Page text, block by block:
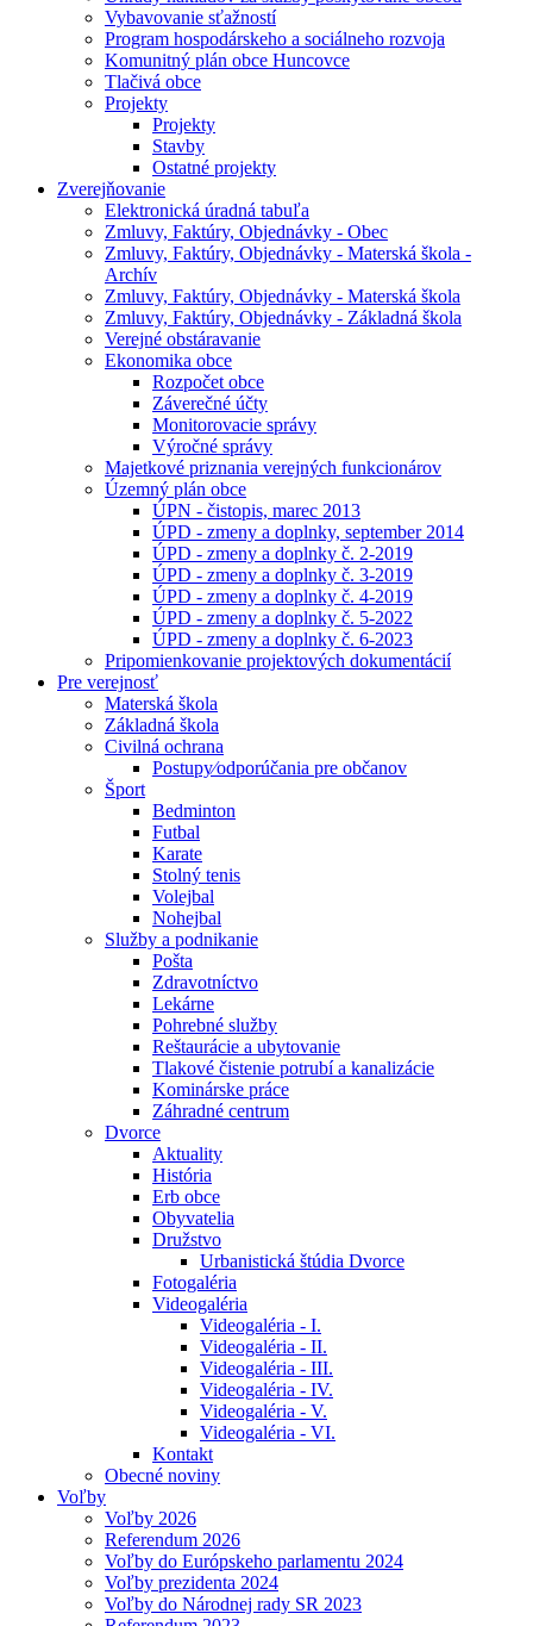
Vybavovanie sťažností
Program hospodárskeho a sociálneho rozvoja
Komunitný plán obce Huncovce
Tlačivá obce
Projekty
Projekty
Stavby
Ostatné projekty
Zverejňovanie
Elektronická úradná tabuľa
Zmluvy, Faktúry, Objednávky - Obec
Zmluvy, Faktúry, Objednávky - Materská škola -
Archív
Zmluvy, Faktúry, Objednávky - Materská škola
Zmluvy, Faktúry, Objednávky - Základná škola
Verejné obstáravanie
Ekonomika obce
Rozpočet obce
Záverečné účty
Monitorovacie správy
Výročné správy
Majetkové priznania verejných funkcionárov
Územný plán obce
ÚPN - čistopis, marec 2013
ÚPD - zmeny a doplnky, september 2014
ÚPD - zmeny a doplnky č. 2-2019
ÚPD - zmeny a doplnky č. 3-2019
ÚPD - zmeny a doplnky č. 4-2019
ÚPD - zmeny a doplnky č. 5-2022
ÚPD - zmeny a doplnky č. 6-2023
Pripomienkovanie projektových dokumentácií
Pre verejnosť
Materská škola
Základná škola
Civilná ochrana
Postupy⁄odporúčania pre občanov
Šport
Bedminton
Futbal
Karate
Stolný tenis
Volejbal
Nohejbal
Služby a podnikanie
Pošta
Zdravotníctvo
Lekárne
Pohrebné služby
Reštaurácie a ubytovanie
Tlakové čistenie potrubí a kanalizácie
Kominárske práce
Záhradné centrum
Dvorce
Aktuality
História
Erb obce
Obyvatelia
Družstvo
Urbanistická štúdia Dvorce
Fotogaléria
Videogaléria
Videogaléria - I.
Videogaléria - II.
Videogaléria - III.
Videogaléria - IV.
Videogaléria - V.
Videogaléria - VI.
Kontakt
Obecné noviny
Voľby
Voľby 2026
Referendum 2026
Voľby do Európskeho parlamentu 2024
Voľby prezidenta 2024
Voľby do Národnej rady SR 2023